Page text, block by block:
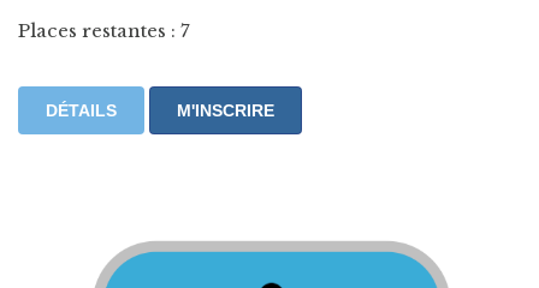
Places restantes : 7
DÉTAILS M'INSCRIRE